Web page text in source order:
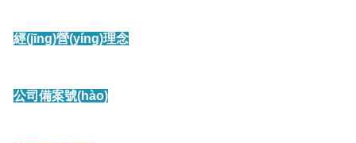
經(jīng)營(yíng)理念
公司備案號(hào)